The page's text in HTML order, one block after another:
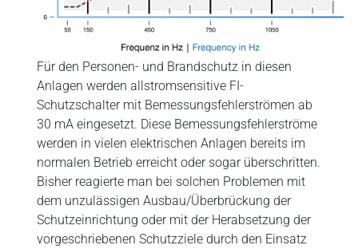
Für den Personen- und Brandschutz in diesen
Anlagen werden allstromsensitive FI-
Schutzschalter mit Bemessungsfehlerströmen ab
30 mA eingesetzt. Diese Bemessungsfehlerströme
werden in vielen elektrischen Anlagen bereits im
normalen Betrieb erreicht oder sogar überschritten.
Bisher reagierte man bei solchen Problemen mit
dem unzulässigen Ausbau/Überbrückung der
Schutzeinrichtung oder mit der Herabsetzung der
vorgeschriebenen Schutzziele durch den Einsatz